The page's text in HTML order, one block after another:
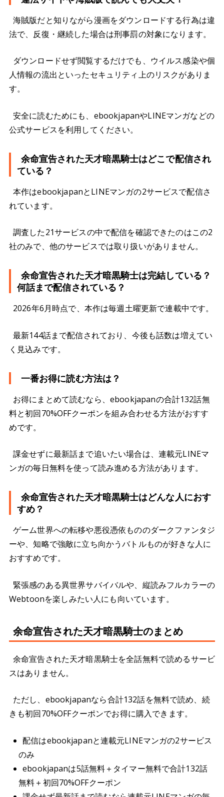
海賊版だと知りながら漫画をダウンロードする行為は違
法で、反復・継続した場合は刑事罰の対象になります。
ダウンロードせず閲覧するだけでも、ウイルス感染や個
人情報の流出といったセキュリティ上のリスクがありま
す。
安全に読むためにも、ebookjapanやLINEマンガなどの
公式サービスを利用してください。
余命宣告された天才暗黒騎士はどこで配信され
ている？
本作はebookjapanとLINEマンガの2サービスで配信さ
れています。
調査した21サービスの中で配信を確認できたのはこの2
社のみで、他のサービスでは取り扱いがありません。
余命宣告された天才暗黒騎士は完結している？
何話まで配信されている？
2026年6月時点で、本作は毎週土曜更新で連載中です。
最新144話まで配信されており、今後も話数は増えてい
く見込みです。
一番お得に読む方法は？
お得にまとめて読むなら、ebookjapanの合計132話無
料と初回70%OFFクーポンを組み合わせる方法がおすす
めです。
課金せずに最新話まで追いたい場合は、連載元LINEマ
ンガの毎日無料を使って読み進める方法があります。
余命宣告された天才暗黒騎士はどんな人におす
すめ？
ゲーム世界への転移や悪役憑依もののダークファンタジ
ーや、知略で強敵に立ち向かうバトルものが好きな人に
おすすめです。
緊張感のある異世界サバイバルや、縦読みフルカラーの
Webtoonを楽しみたい人にも向いています。
余命宣告された天才暗黒騎士のまとめ
余命宣告された天才暗黒騎士を全話無料で読めるサービ
スはありません。
ただし、ebookjapanなら合計132話を無料で読め、続
きも初回70%OFFクーポンでお得に購入できます。
配信はebookjapanと連載元LINEマンガの2サービス
のみ
ebookjapanは5話無料＋タイマー無料で合計132話
無料＋初回70%OFFクーポン